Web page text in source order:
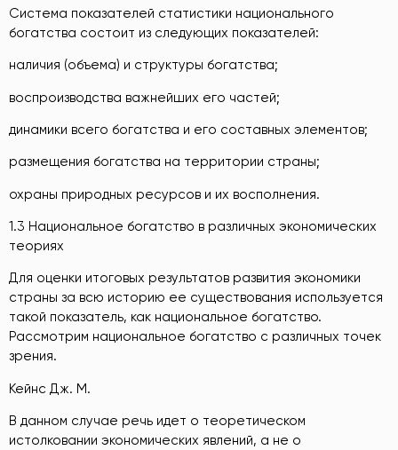
Система показателей статистики национального
богатства состоит из следующих показателей:
наличия (объема) и структуры богатства;
воспроизводства важнейших его частей;
динамики всего богатства и его составных элементов;
размещения богатства на территории страны;
охраны природных ресурсов и их восполнения.
1.3 Национальное богатство в различных экономических
теориях
Для оценки итоговых результатов развития экономики
страны за всю историю ее существования используется
такой показатель, как национальное богатство.
Рассмотрим национальное богатство с различных точек
зрения.
Кейнс Дж. М.
В данном случае речь идет о теоретическом
истолковании экономических явлений, а не о